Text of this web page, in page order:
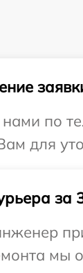
по
для
за
мы